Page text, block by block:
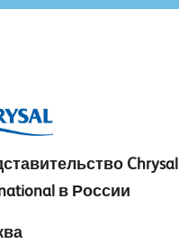
Chrysal
в России